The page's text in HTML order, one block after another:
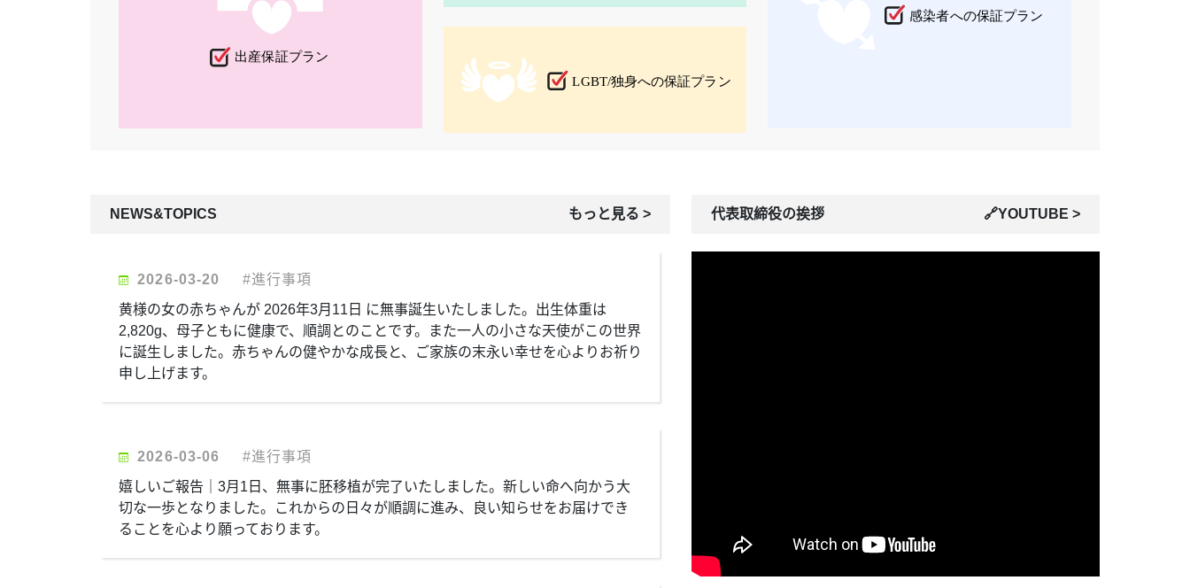
NEWS&TOPICS もっと見る >
2026-03-20
#進行事項
黄様の女の赤ちゃんが 2026年3月11日 に無事誕生いたしました。出生体重は
2,820g、母子ともに健康で、順調とのことです。また一人の小さな天使がこの世界
に誕生しました。赤ちゃんの健やかな成長と、ご家族の末永い幸せを心よりお祈り
申し上げます。
2026-03-06
#進行事項
嬉しいご報告｜3月1日、無事に胚移植が完了いたしました。新しい命へ向かう大
切な一歩となりました。これからの日々が順調に進み、良い知らせをお届けでき
ることを心より願っております。
代表取締役の挨拶 🔗YOUTUBE >